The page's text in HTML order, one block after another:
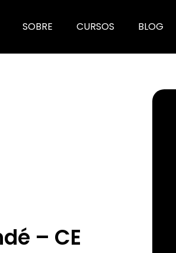
SOBRE CURSOS BLOG
– CE